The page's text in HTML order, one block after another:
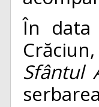
În data
Sfântul